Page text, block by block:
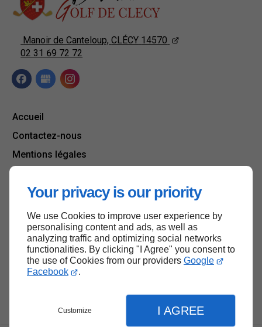
Your privacy is our priority
We use Cookies to improve user experience by
personalising content and ads, as well as
analyzing traffic and optimizing social networks
functionalities. By clicking "I Agree" you consent to
the use of Cookies from our providers Google
Facebook
.
Customize I AGREE
Manoir de Canteloup, CLÉCY 14570
02 31 69 72 72
Accueil
Contactez-nous
Mentions légales
Haut de page